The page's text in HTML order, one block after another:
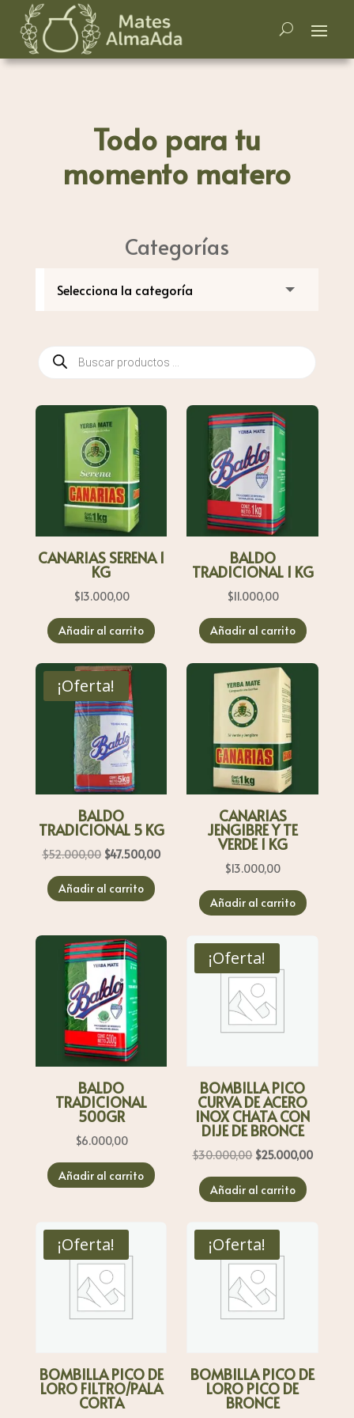
Todo para tu
momento matero
Categorías
Búsqueda
productos
CANARIAS SERENA 1
KG
$13.000,00
Añadir al carrito
BALDO
TRADICIONAL 1 KG
$11.000,00
Añadir al carrito
¡Oferta!
BALDO
TRADICIONAL 5 KG
$52.000,00 El
precio
original
$52.000,00.
$47.500,00El
$47.500,00.
Añadir al carrito
CANARIAS
JENGIBRE Y TE
VERDE 1 KG
$13.000,00
Añadir al carrito
BALDO
TRADICIONAL
500GR
$6.000,00
Añadir al carrito
¡Oferta!
BOMBILLA PICO
CURVA DE ACERO
INOX CHATA CON
DIJE DE BRONCE
$30.000,00 El
precio
original
$30.000,00.
$25.000,00El
Añadir al carrito
¡Oferta!
BOMBILLA PICO DE
LORO FILTRO/PALA
CORTA
¡Oferta!
BOMBILLA PICO DE
LORO PICO DE
BRONCE